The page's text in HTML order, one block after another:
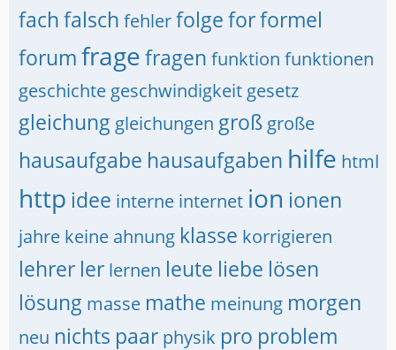
fachfalsch fehlerfolgeforformel
forumfragefragen funktion funktionen
geschichte geschwindigkeit gesetz
gleichung gleichungen groß große
hausaufgabe hausaufgaben hilfe html
http idee interne internet ion ionen
jahre keine ahnung klasse korrigieren
lehrer ler lernen leute liebe lösen
lösung masse mathe meinung morgen
neu nichts paar physik pro problem